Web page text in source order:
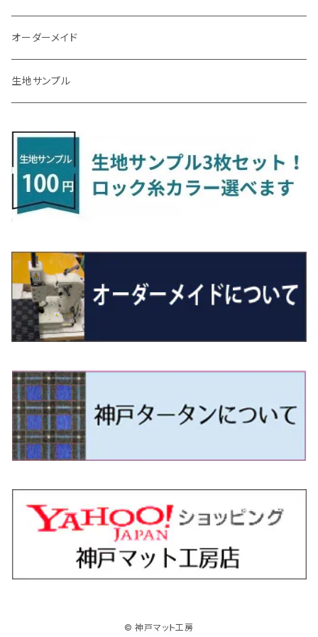
R3/7～ MXPK系
H23/9～H30/4 270系
アリオン
H23/10～R3/3 260系
アルファード/ヴェルファイアＨＶ
H27/1～R5/6 30系
R5/6～ 40系
H24/4～29/10 20系
ヴィッツ
H22/12～R2/3 130系
ヴォクシー
H26/1～R4/1 80系
R4/1～ 90系
エスクァイア
H26/10～R3/12 80系
エスティマ
H18/1～H24/5（前期）
H24/5～R1/10（後期）
エスティマ・ハイブリッド
H18/6～H24/5（前期）
H24/5～R1/10（後期）
オーリス
H24/8～H30/3 180系
カムリ
H24/5～ 160系
カローラ・クロス
カローラ・スポーツ
H29/10～
ＬＸ
H27/9～R3/10 URJ201W
ＮＸ
R3/11～ 20系
H26/10～
ＲＸ
H27/10～R4/7 20系5人乗
H29/12～R4/7 20系7人乗
R4/11～ 10系
ＵＸ
H30/11～
H24/6～ E26 3人乗
H24/6～ E26 5・6人乗
キューブ
H14/10～R2/3 Z11・Z12
キックス
R2/6~R8/6 15系(e-POWER)
R8/6～ 16系
H11/6～H16/10 Y34
サクラ
R4/5～ B6AW
シーマ
H13/1～R4/8 F50・Y51
シルビア
H3/1～H11/1 S13・S14
H11/1～H14/11 S15
シルフィ
H24/12～R3/10 TB17
ジューク
H22/6～R2/6 F15
スカイライン
H13/6～H18/11 V35
H26/2～ V37
スカイライン・クロスオーバー
H11/6～H16/10 Y34
H1/6～H11/6 Y30
セレナ
H22/11～H28/9 C26
H24/4～R4/1 S3系
H24/2～H26/9 S200系
H26/9～ S500系
シフォン
H28/12～R1/7 LA600/610
ジャスティ
H23/5～ LA100系
ソルテラ
R4/5~ XEAM10X・YEAM15X
ディアスワゴン
H21/9～R2/4 S300系
トレジア
H22/11～H28/3 120系
フォレスター
H14/2～ SG/SH/SJ/SK系
プレオ
H22/4～H30/3 L275/285
プレオプラス
H24/12～H29/5 LA300/310
レヴォーグ
H15/6～R2/8 BN/BM/BL系
レガシィアウトバック
H15/10～ BP/BR/BS/BT系
レガシィツーリングワゴン
R1/8～ GJ系
ＭＸ－３０
R2/10～ DREJ3P
アクセラ/アクセラ・スポーツ
H24/11～R1/8 GJ系
キャロル
H27/1～ HB36/37/97S
キャロルエコ
H24/11～H27/1 HB35S
スクラム
H17/9～ DG64/DG17
スクラムトラック
H25/9～ DG16T
デミオ
H19/7～R1/7 DE/DJ系
ビアンテ
H20/7～30/3 CC系
ファミリア バン
H30/6～ 160系
H24/10～ MJ系
フレアクロスオーバー
H26/1～ MS系
H14/6～ L880/LA400K
タフト
R2/6～ LA900/910S
タント
R1/7～ LA650/660
H28/11～ M900系
ハイゼット・キャディー
H28/6～R3/9 LA700V
ハイゼット・カーゴ
H16/12～ S300/S700系
ハイゼット・トラック
H11/1～ S200/S500系
ブーン
H28/4～R5/12 M700系
ミラ
H18/12～ L275/285
ミラ・イース
H23/9～ LA300系
ミラ・ココア
H30/6～ LA550/560S
ムーヴ
H26/12～R5/7 LA150/160S
ムーヴキャンバス
H28/2～ FF21S
エスクード
H17/5～H27/10 TA/TD系
エブリィ
H13/9～ DA系
クロスビー(XBEE)
H29/12～R7/10 MN71S
ジムニー
H3/6～ JA/JB系
ジムニーノマド
R7/4～ JC74W
ジムニーワイド/ジムニーシエラ
H10/1～H14/1 JB33/43W
H14/1～ JB43/74W
スイフト/スイフトスポーツ
H22/9～ スイフト
H23/12～
スペーシア/スペーシアカスタム/スペーシアギア
H25/3～R5/11
R5/11～ MK54S・MK94S
スペーシアベース
H23/1～H27/8 MA15S
H27/8～R2/12 MA26/36/46S
ハスラー
H26/1～ MR系
H25/6～H31/3 ｅｋカスタム
H31/3～ ｅｋクロス
ekクロスEV
R4/6～ B5AW
アイミーブ
H24/10～R2/12 GF系
アウトランダーＰＨＥＶ
H25/1～ GG/GN系 5人乗
エクリプスクロス/エクリプスクロスPHEV
H30/3～ GK/GL系
タウンボックス
H26/2～ DS17/64W
ディグニティ
H24/7～H29/1 BHGY51
デリカＤ：２
H23/3～ MB系
デリカＤ：３
H23/10～H31/4 BM20 7人乗
デリカＤ：５
R5/5～ B30系/BA系
パジェロ
H18/10～R1/8 7人乗ロング V90系
H29/9～R5/10 JF3/4
H24/7～H29/8 JF1/2
NBOXスラッシュ
H26/12～R2/2 JF1/2
NBOXジョイ
H24/11～R2/3 JG1・JG2
R2/11～ JG3・JG4
N-ONE e:
R7/9~ JG5
N-VAN
H30/7～ JJ1・JJ2
N-VAN e:
R6/10~ JJ3
N‐WGN/N‐WGNカスタム
H25/11～ JH1・JH2・JH3・JH4
S660
H27/4～R3/12 JW5
WR-V
R6/3～ DG5
ZR-V
H11/6～H30/7 バン HH5・HH6
H21/12～R3/4 トラック
アコード・アコードハイブリッド
H25/6～R2/2 CR系
H25/4～R3/4 AU系
R3/6～ CDD系
H16/4～28/1 １T系 トゥラン
シャラン
H23/2～ 7N系
Tクロス
R2/7～ A1D系
ティグアン
H20/9～H29/1 5NC系
トゥアレグ
H15/9～H30/4 7L/7P系
パサート
H23/5～H27/7 3CCAX
H27/7～ 3CC/3CD系
ザ・ビートル
H24/4～R3/4 16C系
ポロ
H21/10～H30/3 6RC系
H30/3～ AW系
H30/10～
H24/4～R1/6
Ｃクラス
H26/7～R4/2
ＣＬＡクラス
H27/6～R1/8
ＣＬＳクラス
H30/6～
Ｅクラス
H28/7～
ＧＬＡクラス
H26/5～R2/6
ＧＬＥクラス
R1/6～
Ｓクラス
H25/10～R3/10
Ｖクラス
H27/4～
MINIクロスオーバー
ラグマット
ラグマットセカンド（L）
ラグマットミニ（S）
オーダーメイド
生地サンプル
© 神戸マット工房